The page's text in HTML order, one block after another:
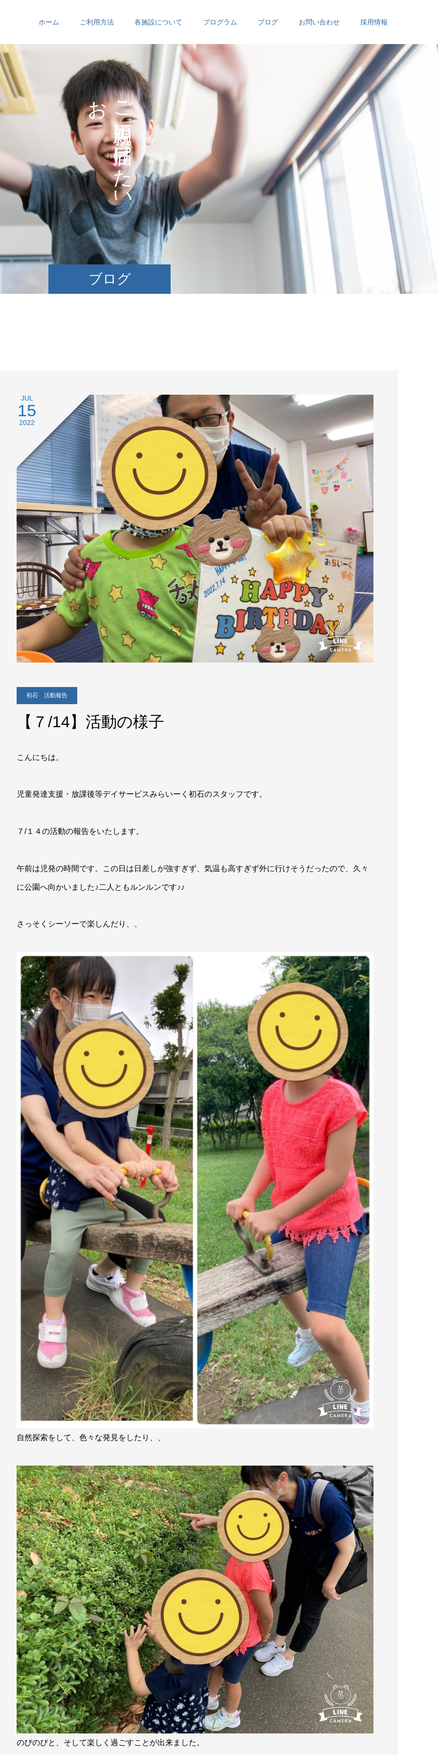
ホーム ご利用方法 各施設について プログラム ブログ お問い合わせ 採用情報
ブログ
ご
に
け
た
い
お
の
の
JUL
15
2022
初石 活動報告
【７/14】活動の様子
こんにちは。
児童発達支援・放課後等デイサービスみらいーく初石のスタッフです。
７/１４の活動の報告をいたします。
午前は児発の時間です。この日は日差しが強すぎず、気温も高すぎず外に行けそうだったので、久々
に公園へ向かいました♪二人ともルンルンです♪♪
さっそくシーソーで楽しんだり、、
自然探索をして、色々な発見をしたり、、
のびのびと、そして楽しく過ごすことが出来ました。